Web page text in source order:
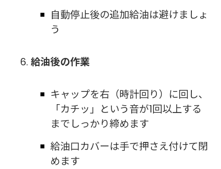
自動停止後の追加給油は避けましょ
う
給油後の作業
キャップを右（時計回り）に回し、
「カチッ」という音が1回以上する
までしっかり締めます
給油口カバーは手で押さえ付けて閉
めます